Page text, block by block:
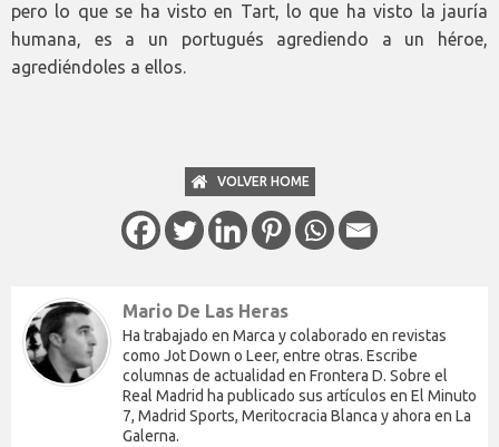
pero lo que se ha visto en Tart, lo que ha visto la jauría
humana, es a un portugués agrediendo a un héroe,
agrediéndoles a ellos.
VOLVER HOME
Mario De Las Heras
Ha trabajado en Marca y colaborado en revistas
como Jot Down o Leer, entre otras. Escribe
columnas de actualidad en Frontera D. Sobre el
Real Madrid ha publicado sus artículos en El Minuto
7, Madrid Sports, Meritocracia Blanca y ahora en La
Galerna.